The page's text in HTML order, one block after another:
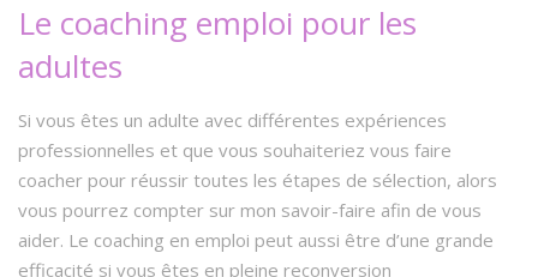
Le coaching emploi pour les
adultes
Si vous êtes un adulte avec différentes expériences
professionnelles et que vous souhaiteriez vous faire
coacher pour réussir toutes les étapes de sélection, alors
vous pourrez compter sur mon savoir-faire afin de vous
aider. Le coaching en emploi peut aussi être d’une grande
efficacité si vous êtes en pleine reconversion